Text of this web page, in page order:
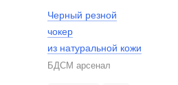
Черный резной
чокер
из натуральной кожи
БДСМ арсенал